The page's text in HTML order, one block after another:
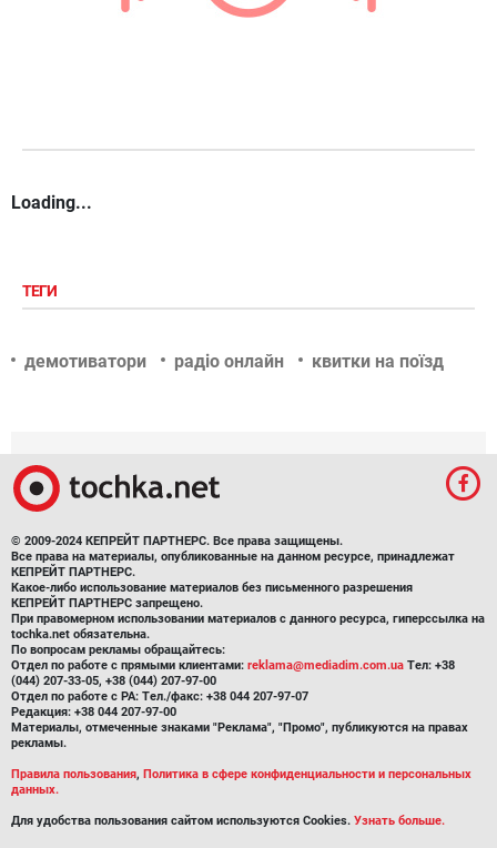
Loading...
ТЕГИ
демотиватори радіо онлайн квитки на поїзд
© 2009-2024 КЕПРЕЙТ ПАРТНЕРС. Все права защищены.
Все права на материалы, опубликованные на данном ресурсе, принадлежат
КЕПРЕЙТ ПАРТНЕРС.
Какое-либо использование материалов без письменного разрешения
КЕПРЕЙТ ПАРТНЕРС запрещено.
При правомерном использовании материалов с данного ресурса, гиперссылка на
tochka.net обязательна.
По вопросам рекламы обращайтесь:
Отдел по работе с прямыми клиентами: reklama@mediadim.com.ua Тел: +38
(044) 207-33-05, +38 (044) 207-97-00
Отдел по работе с РА: Тел./факс: +38 044 207-97-07
Редакция: +38 044 207-97-00
Материалы, отмеченные знаками "Реклама", "Промо", публикуются на правах
рекламы.
Правила пользования, Политика в сфере конфиденциальности и персональных
данных.
Для удобства пользования сайтом используются Cookies. Узнать больше.